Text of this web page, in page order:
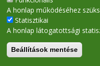
A honlap működéséhez
Statisztikai
A honlap látogatottsági
Beállítások mentése